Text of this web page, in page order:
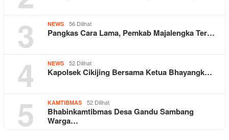
3 NEWS 56 Dilihat
Pangkas Cara Lama, Pemkab Majalengka Ter…
4 NEWS 52 Dilihat
Kapolsek Cikijing Bersama Ketua Bhayangk…
5 KAMTIBMAS 52 Dilihat
Bhabinkamtibmas Desa Gandu Sambang
Warga…